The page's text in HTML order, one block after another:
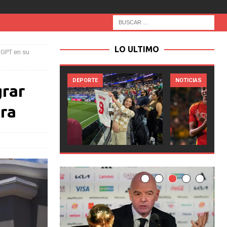
en su
LO ULTIMO
NOTICIAS NOTICIAS